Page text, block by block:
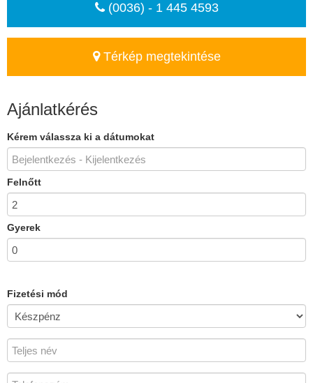
(0036) - 1 445 4593
Térkép megtekintése
Ajánlatkérés
Kérem válassza ki a dátumokat
Felnőtt
Gyerek
Fizetési mód